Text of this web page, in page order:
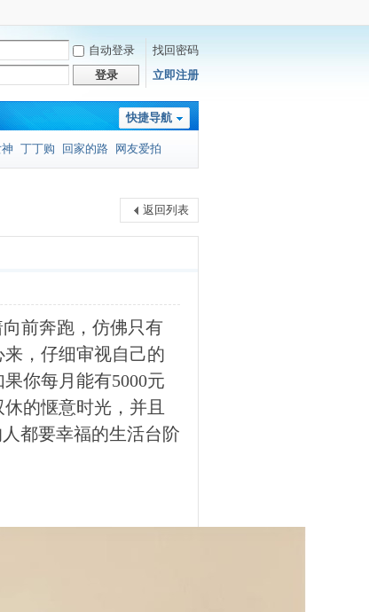
自动登录
找回密码
登录 立即注册
快捷导航
丁丁购 回家的路 网友爱拍
返回列表
前奔跑，仿佛只有
，仔细审视自己的
你每月能有5000元
的惬意时光，并且
都要幸福的生活台阶